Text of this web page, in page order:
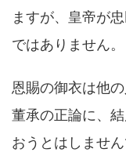
ますが、皇帝が
ではありません。
恩賜の御衣は他
董承の正論に、
おうとはしません